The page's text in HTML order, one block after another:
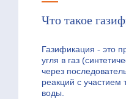
Что такое
Газификация - это
угля в газ
через
реакций с участием
воды.